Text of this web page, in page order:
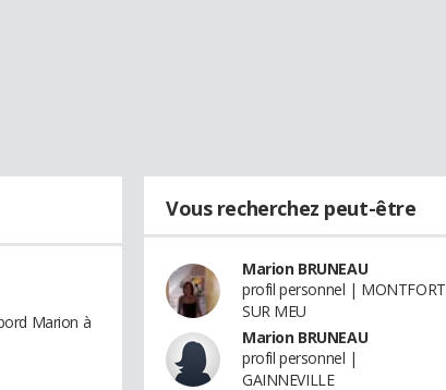
Marion à
Vous recherchez peut-être
Marion BRUNEAU
profil personnel | MONTFORT
SUR MEU
Marion BRUNEAU
profil personnel |
GAINNEVILLE